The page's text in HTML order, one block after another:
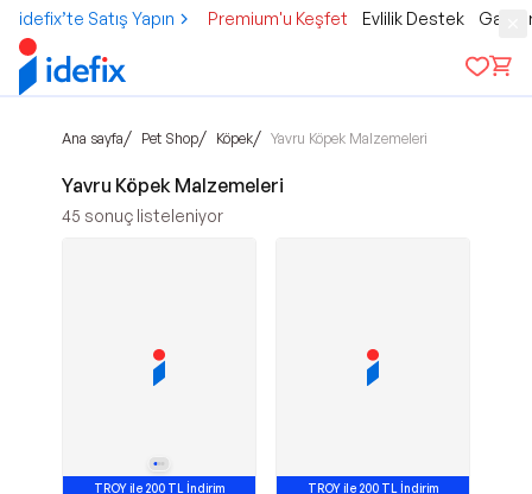
idefix’te Satış Yapın Premium'u Keşfet Evlilik Destek
Ana sayfa/ Pet Shop/ Köpek/ Yavru Köpek Malzemeleri
Yavru Köpek Malzemeleri
45 sonuç listeleniyor
TROY ile 200 TL İndirim TROY ile 200 TL İndirim